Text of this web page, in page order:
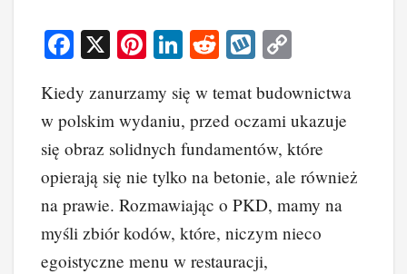
F
c
e
b
o
o
k
X
Pi
er
e
st
Li
k
e
dI
n
R
d
di
t
W
o
p
p
y
Li
n
k
Kiedy zanurzamy się w temat budownictwa
w polskim wydaniu, przed oczami ukazuje
się obraz solidnych fundamentów, które
opierają się nie tylko na betonie, ale również
na prawie. Rozmawiając o PKD, mamy na
myśli zbiór kodów, które, niczym nieco
egoistyczne menu w restauracji,